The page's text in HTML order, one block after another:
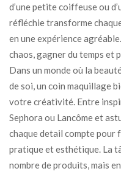
d’une petite coiffeuse ou
réfléchie transforme
en une expérience
chaos, gagner du temps et
Dans un monde où la
de soi, un coin maquillage
votre créativité. Entre
Sephora ou Lancôme et
chaque detail compte pour
pratique et esthétique. La
nombre de produits, mais